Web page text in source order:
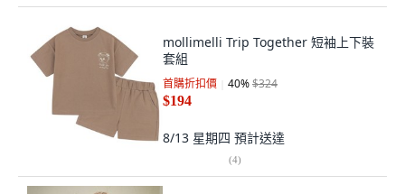
mollimelli Trip Together 短袖上下裝
套組
首購折扣價 40%$324
$194
8/13 星期四 預計送達
(4)